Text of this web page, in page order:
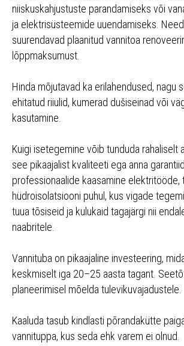
niiskuskahjustuste parandamiseks või
ja elektrisüsteemide uuendamiseks.
suurendavad plaanitud vannitoa
lõppmaksumust.
Hinda mõjutavad ka erilahendused, nagu
ehitatud riiulid, kumerad dušiseinad või
kasutamine.
Kuigi isetegemine võib tunduda rahaliselt
see pikaajalist kvaliteeti ega anna
professionaalide kaasamine elektritööde,
hüdroisolatsiooni puhul, kus vigade
tuua tõsiseid ja kulukaid tagajärgi nii
naabritele.
Vannituba on pikaajaline investeering,
keskmiselt iga 20–25 aasta tagant.
planeerimisel mõelda tulevikuvajadustele.
Kaaluda tasub kindlasti põrandakütte
vannituppa, kus seda ehk varem ei olnud.